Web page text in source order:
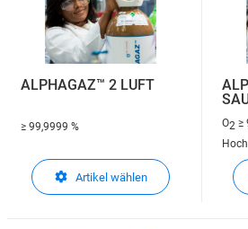
ALPHAGAZ™ 2 LUFT
≥ 99,9999 %
Artikel wählen
O2 ≥